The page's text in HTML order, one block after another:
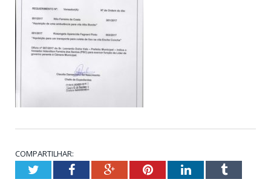
COMPARTILHAR:
TwitterFacebookGoogle+PinterestLinkedInTumblr